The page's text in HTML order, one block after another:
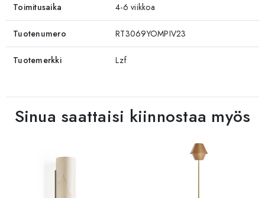
Toimitusaika 4-6 viikkoa
Tuotenumero RT3069YOMPIV23
Tuotemerkki Lzf
Sinua saattaisi kiinnostaa myös